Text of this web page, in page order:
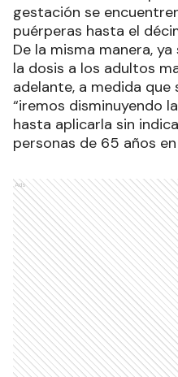
gestación se
puérperas hasta el
De la misma manera,
la dosis a los adultos
adelante, a medida que
“iremos disminuyendo
hasta aplicarla sin
personas de 65 años
Ads